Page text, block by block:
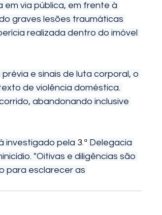
em via pública, em frente à
graves lesões traumáticas
realizada dentro do imóvel
e sinais de luta corporal, o
de violência doméstica.
abandonando inclusive
investigado pela 3.ª Delegacia
"Oitivas e diligências são
para esclarecer as